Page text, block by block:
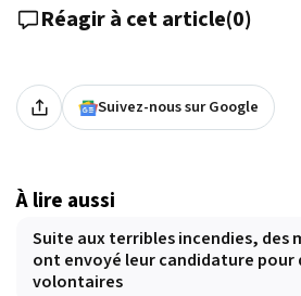
Réagir à cet article(0)
Suivez-nous sur Google
À lire aussi
Suite aux terribles incendies, des
ont envoyé leur candidature pour
volontaires